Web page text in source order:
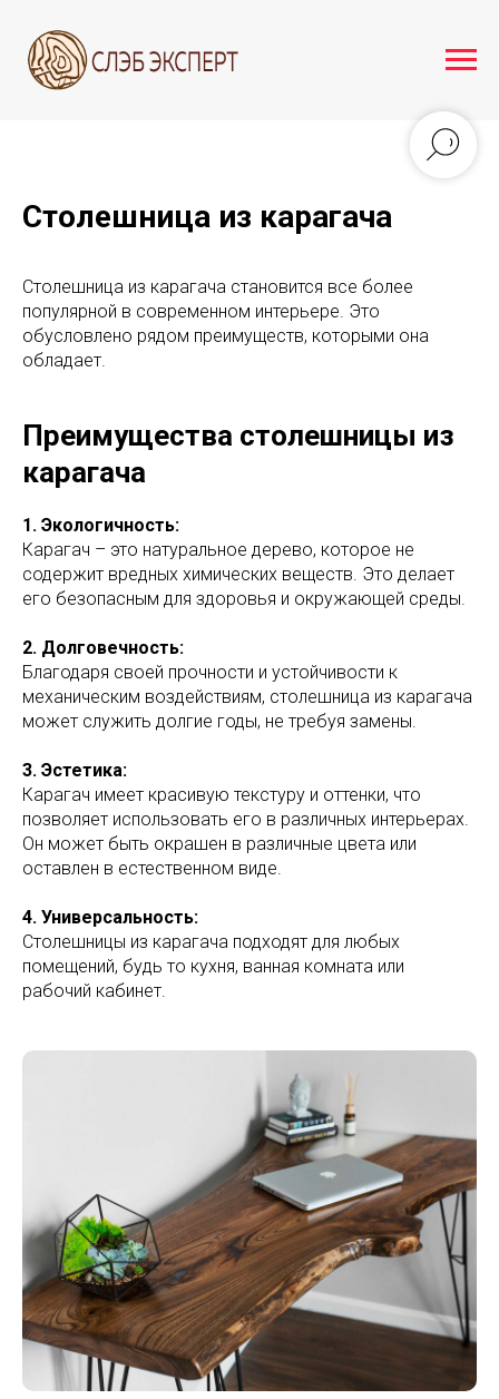
Столешница из карагача
Столешница из карагача становится все более
популярной в современном интерьере. Это
обусловлено рядом преимуществ, которыми она
обладает.
Преимущества столешницы из
карагача
1. Экологичность:
Карагач – это натуральное дерево, которое не
содержит вредных химических веществ. Это делает
его безопасным для здоровья и окружающей среды.
2. Долговечность:
Благодаря своей прочности и устойчивости к
механическим воздействиям, столешница из карагача
может служить долгие годы, не требуя замены.
3. Эстетика:
Карагач имеет красивую текстуру и оттенки, что
позволяет использовать его в различных интерьерах.
Он может быть окрашен в различные цвета или
оставлен в естественном виде.
4. Универсальность:
Столешницы из карагача подходят для любых
помещений, будь то кухня, ванная комната или
рабочий кабинет.